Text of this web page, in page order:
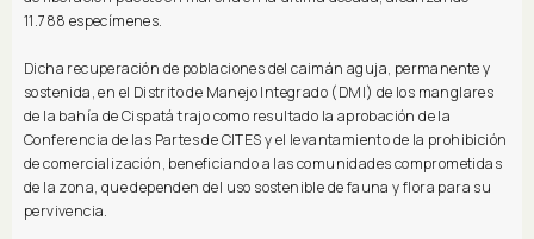
11.788 especímenes.
Dicha recuperación de poblaciones del caimán aguja, permanente y
sostenida, en el Distrito de Manejo Integrado (DMI) de los manglares
de la bahía de Cispatá trajo como resultado la aprobación de la
Conferencia de las Partes de CITES y el levantamiento de la prohibición
de comercialización, beneficiando a las comunidades comprometidas
de la zona, que dependen del uso sostenible de fauna y flora para su
pervivencia.